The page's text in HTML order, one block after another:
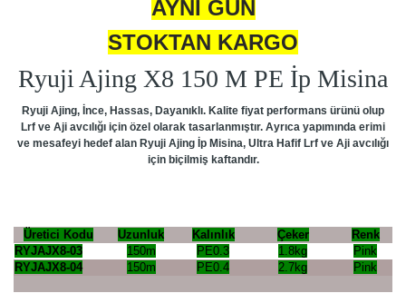
AYNI GÜN
STOKTAN KARGO
Ryuji Ajing X8 150 M PE İp Misina
Ryuji Ajing, İnce, Hassas, Dayanıklı. Kalite fiyat performans ürünü olup
Lrf ve Aji avcılığı için özel olarak tasarlanmıştır. Ayrıca yapımında erimi
ve mesafeyi hedef alan Ryuji Ajing İp Misina, Ultra Hafif Lrf ve Aji avcılığı
için biçilmiş kaftandır.
Üretici Kodu Uzunluk Kalınlık Çeker
Renk
RYJAJX8-03
150m PE0.3 1.8kg
Pink
RYJAJX8-04
150m PE0.4 2.7kg Pink